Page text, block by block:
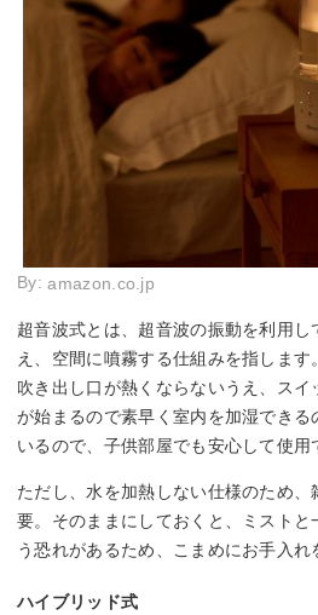
By:amazon.co.jp
超音波式とは、超音波の振動を利用
え、空間に噴霧する仕組みを指しま
吹き出し口が熱くならないうえ、ス
が始まるので素早く室内を加湿でき
いるので、子供部屋でも安心して使用
ただし、水を加熱しない仕様のため
要。そのままにしておくと、ミストと
う恐れがあるため、こまめにお手入れ
ハイブリッド式